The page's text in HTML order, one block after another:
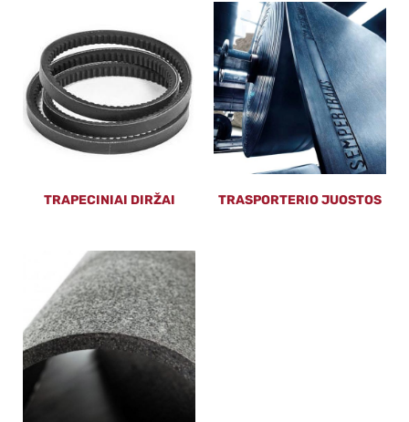
TRAPECINIAI DIRŽAI TRASPORTERIO JUOSTOS